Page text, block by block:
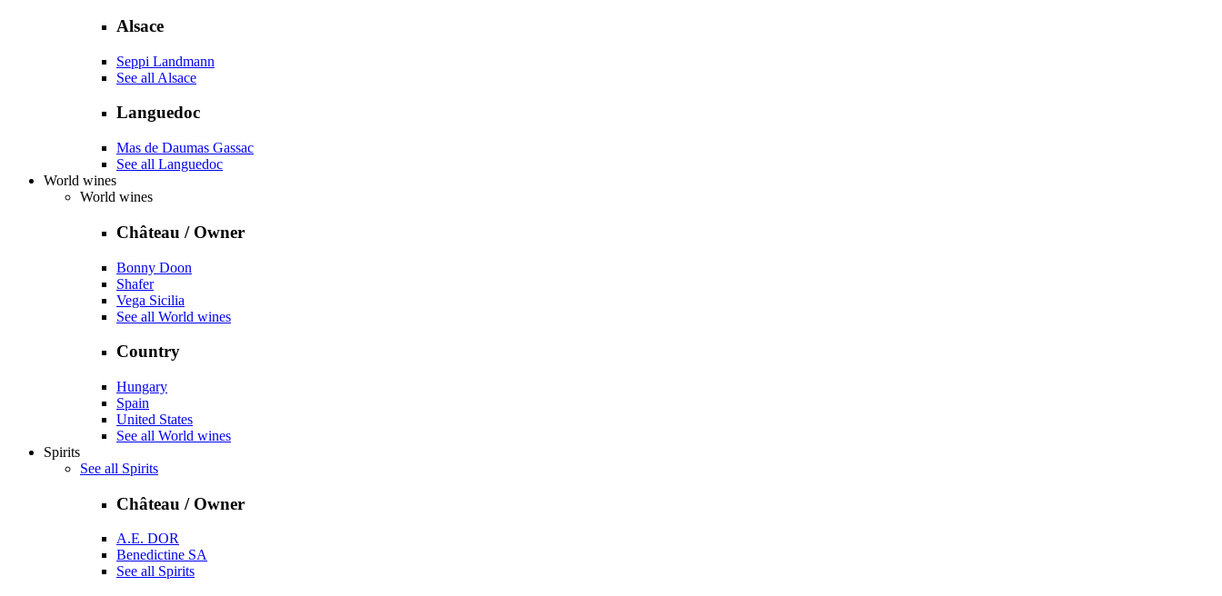
Alsace
Seppi Landmann
See all Alsace
Languedoc
Mas de Daumas Gassac
See all Languedoc
World wines
World wines
Château / Owner
Bonny Doon
Shafer
Vega Sicilia
See all World wines
Country
Hungary
Spain
United States
See all World wines
Spirits
See all Spirits
Château / Owner
A.E. DOR
Benedictine SA
See all Spirits